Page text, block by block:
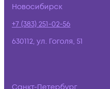
Новосибирск
+7 (383) 251-02-56
630112, ул. Гоголя, 51